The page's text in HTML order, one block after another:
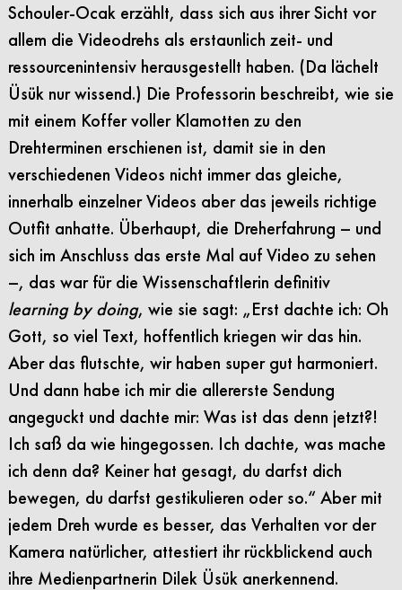
Schouler-Ocak erzählt, dass sich aus ihrer Sicht vor
allem die Videodrehs als erstaunlich zeit- und
ressourcenintensiv herausgestellt haben. (Da lächelt
Üsük nur wissend.) Die Professorin beschreibt, wie sie
mit einem Koffer voller Klamotten zu den
Drehterminen erschienen ist, damit sie in den
verschiedenen Videos nicht immer das gleiche,
innerhalb einzelner Videos aber das jeweils richtige
Outfit anhatte. Überhaupt, die Dreherfahrung – und
sich im Anschluss das erste Mal auf Video zu sehen
–, das war für die Wissenschaftlerin definitiv
learning by doing, wie sie sagt: „Erst dachte ich: Oh
Gott, so viel Text, hoffentlich kriegen wir das hin.
Aber das flutschte, wir haben super gut harmoniert.
Und dann habe ich mir die allererste Sendung
angeguckt und dachte mir: Was ist das denn jetzt?!
Ich saß da wie hingegossen. Ich dachte, was mache
ich denn da? Keiner hat gesagt, du darfst dich
bewegen, du darfst gestikulieren oder so.“ Aber mit
jedem Dreh wurde es besser, das Verhalten vor der
Kamera natürlicher, attestiert ihr rückblickend auch
ihre Medienpartnerin Dilek Üsük anerkennend.